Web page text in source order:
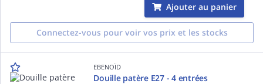
Ajouter au panier
Connectez-vous pour voir vos prix et les stocks
EBENOÏD
Douille patère E27 - 4 entrées